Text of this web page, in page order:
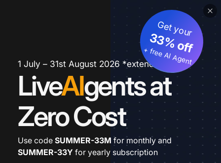
1 July – 31st August 2026 *extended
LiveAIgents at
Zero Cost
Get your
33% off
+ free AI Agent
Use code SUMMER-33M for monthly and
SUMMER-33Y for yearly subscription